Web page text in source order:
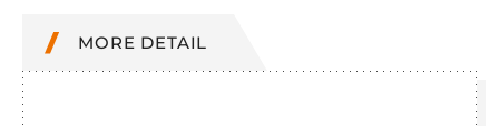
MORE DETAIL